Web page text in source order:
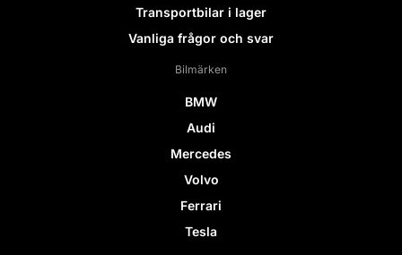
Transportbilar i lager
Vanliga frågor och svar
Bilmärken
BMW
Audi
Mercedes
Volvo
Ferrari
Tesla